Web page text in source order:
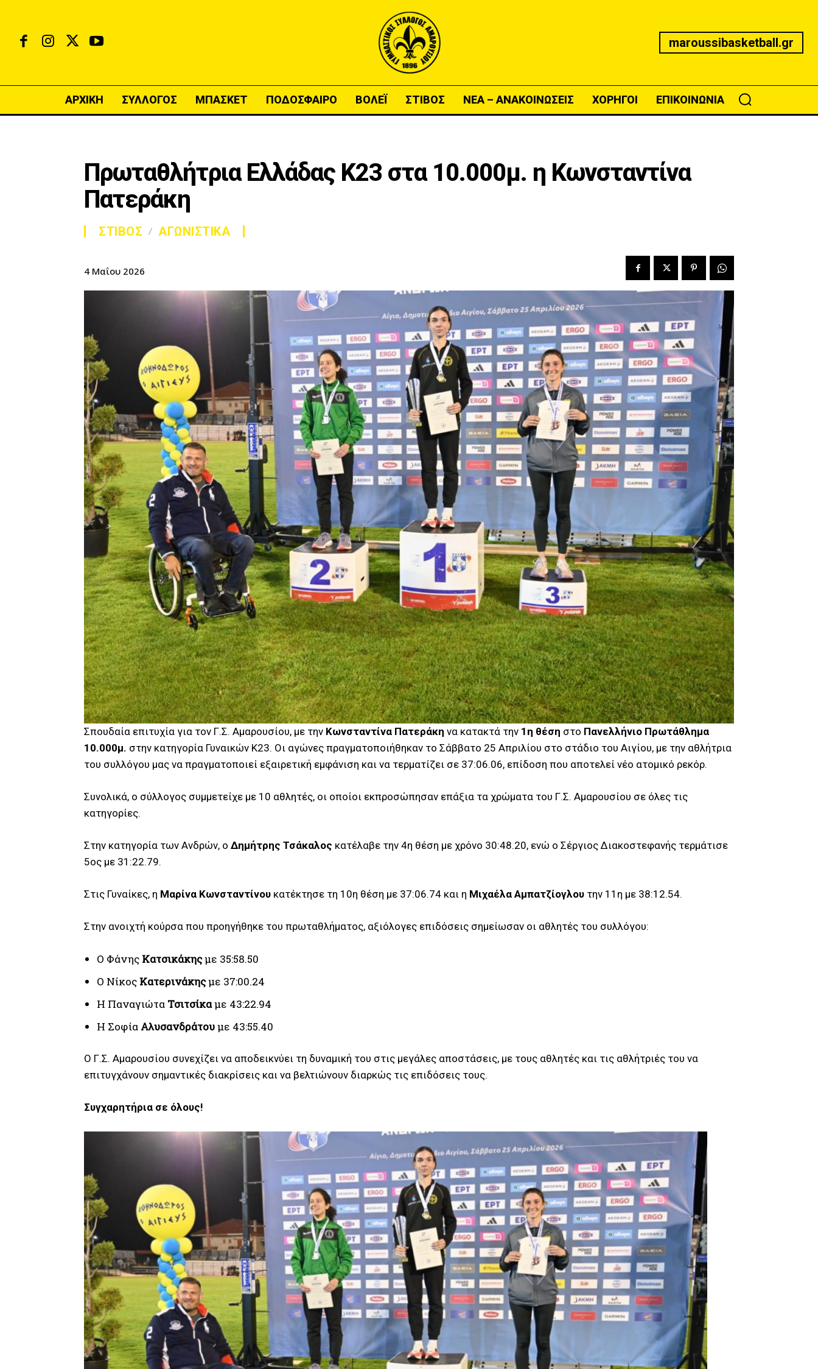
maroussibasketball.gr
ΑΡΧΙΚΗ ΣΥΛΛΟΓΟΣ ΜΠΑΣΚΕΤ ΠΟΔΟΣΦΑΙΡΟ ΒΟΛΕΪ ΣΤΙΒΟΣ ΝΕΑ – ΑΝΑΚΟΙΝΩΣΕΙΣ ΧΟΡΗΓΟΙ ΕΠΙΚΟΙΝΩΝΙΑ
Πρωταθλήτρια Ελλάδας Κ23 στα 10.000μ. η Κωνσταντίνα
Πατεράκη
ΣΤΙΒΟΣ ΑΓΩΝΙΣΤΙΚΑ
4 Μαΐου 2026
Σπουδαία επιτυχία για τον Γ.Σ. Αμαρουσίου, με την Κωνσταντίνα Πατεράκη να κατακτά την 1η θέση στο Πανελλήνιο Πρωτάθλημα
10.000μ. στην κατηγορία Γυναικών Κ23. Οι αγώνες πραγματοποιήθηκαν το Σάββατο 25 Απριλίου στο στάδιο του Αιγίου, με την αθλήτρια
του συλλόγου μας να πραγματοποιεί εξαιρετική εμφάνιση και να τερματίζει σε 37:06.06, επίδοση που αποτελεί νέο ατομικό ρεκόρ.
Συνολικά, ο σύλλογος συμμετείχε με 10 αθλητές, οι οποίοι εκπροσώπησαν επάξια τα χρώματα του Γ.Σ. Αμαρουσίου σε όλες τις
κατηγορίες.
Στην κατηγορία των Ανδρών, ο Δημήτρης Τσάκαλος κατέλαβε την 4η θέση με χρόνο 30:48.20, ενώ ο Σέργιος Διακοστεφανής τερμάτισε
5ος με 31:22.79.
Στις Γυναίκες, η Μαρίνα Κωνσταντίνου κατέκτησε τη 10η θέση με 37:06.74 και η Μιχαέλα Αμπατζίογλου την 11η με 38:12.54.
Στην ανοιχτή κούρσα που προηγήθηκε του πρωταθλήματος, αξιόλογες επιδόσεις σημείωσαν οι αθλητές του συλλόγου:
Ο Φάνης Κατσικάκηςμε 35:58.50
Ο Νίκος Κατερινάκηςμε 37:00.24
Η Παναγιώτα Τσιτσίκαμε 43:22.94
Η Σοφία Αλυσανδράτουμε 43:55.40
Ο Γ.Σ. Αμαρουσίου συνεχίζει να αποδεικνύει τη δυναμική του στις μεγάλες αποστάσεις, με τους αθλητές και τις αθλήτριές του να
επιτυγχάνουν σημαντικές διακρίσεις και να βελτιώνουν διαρκώς τις επιδόσεις τους.
Συγχαρητήρια σε όλους!